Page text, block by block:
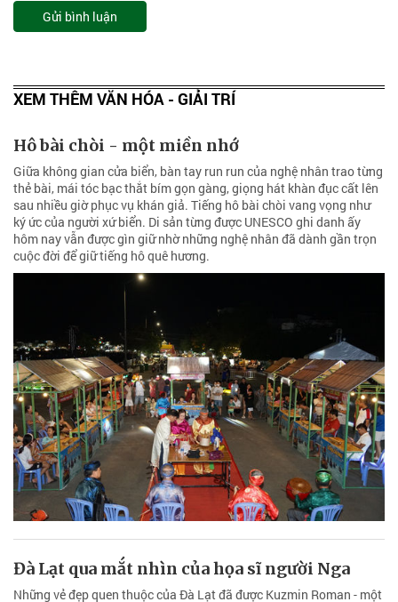
Gửi bình luận
XEM THÊM VĂN HÓA - GIẢI TRÍ
Hô bài chòi - một miền nhớ
Giữa không gian cửa biển, bàn tay run run của nghệ nhân trao từng
thẻ bài, mái tóc bạc thắt bím gọn gàng, giọng hát khàn đục cất lên
sau nhiều giờ phục vụ khán giả. Tiếng hô bài chòi vang vọng như
ký ức của người xứ biển. Di sản từng được UNESCO ghi danh ấy
hôm nay vẫn được gìn giữ nhờ những nghệ nhân đã dành gần trọn
cuộc đời để giữ tiếng hô quê hương.
Đà Lạt qua mắt nhìn của họa sĩ người Nga
Những vẻ đẹp quen thuộc của Đà Lạt đã được Kuzmin Roman - một